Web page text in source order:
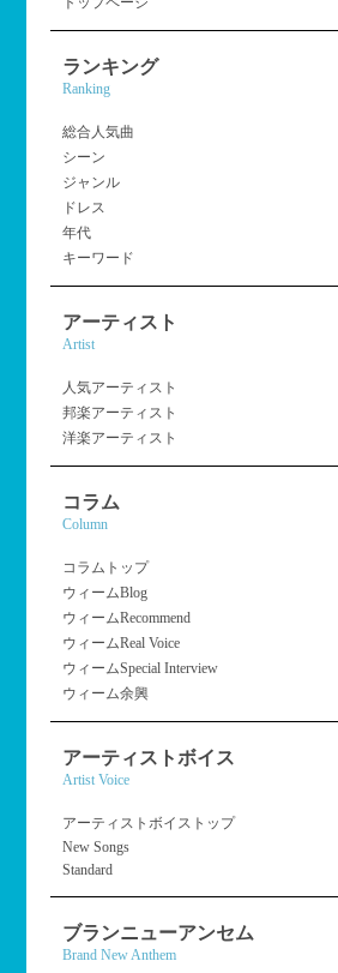
ランキング
Ranking
総合人気曲
シーン
ジャンル
ドレス
年代
キーワード
アーティスト
Artist
人気アーティスト
邦楽アーティスト
洋楽アーティスト
コラム
Column
コラムトップ
ウィームBlog
ウィームRecommend
ウィームReal Voice
ウィームSpecial Interview
ウィーム余興
アーティストボイス
Artist Voice
アーティストボイストップ
New Songs
Standard
ブランニューアンセム
Brand New Anthem